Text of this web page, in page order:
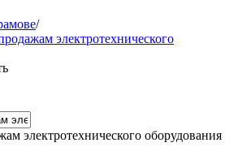
/
электротехнического
электротехнического оборудования